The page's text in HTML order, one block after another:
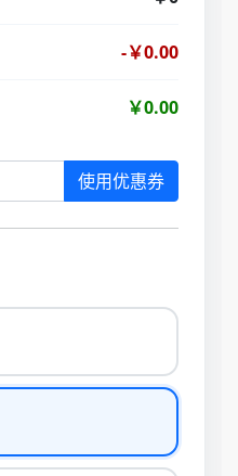
-￥0.00
￥0.00
使用优惠券